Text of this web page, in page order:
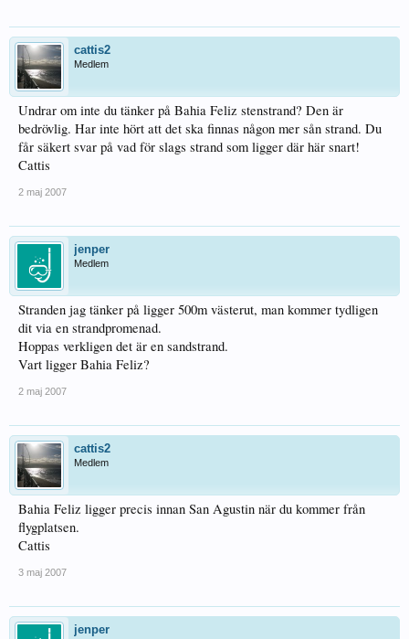
cattis2
Medlem
Undrar om inte du tänker på Bahia Feliz stenstrand? Den är
bedrövlig. Har inte hört att det ska finnas någon mer sån strand. Du
får säkert svar på vad för slags strand som ligger där här snart!
Cattis
2 maj 2007
jenper
Medlem
Stranden jag tänker på ligger 500m västerut, man kommer tydligen
dit via en strandpromenad.
Hoppas verkligen det är en sandstrand.
Vart ligger Bahia Feliz?
2 maj 2007
cattis2
Medlem
Bahia Feliz ligger precis innan San Agustin när du kommer från
flygplatsen.
Cattis
3 maj 2007
jenper